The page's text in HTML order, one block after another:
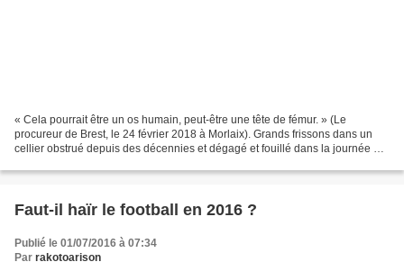
« Cela pourrait être un os humain, peut-être une tête de fémur. » (Le
procureur de Brest, le 24 février 2018 à Morlaix). Grands frissons dans un
cellier obstrué depuis des décennies et dégagé et fouillé dans la journée de
Faut-il haïr le football en 2016 ?
Publié le 01/07/2016 à 07:34
Par rakotoarison